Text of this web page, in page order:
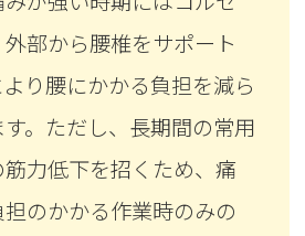
部から腰椎をサポート
り腰にかかる負担を減ら
。ただし、長期間の常用
力低下を招くため、痛
のかかる作業時のみの